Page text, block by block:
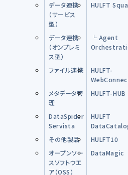
データ連携
（サービス
型）
HULFT
データ連携
（オンプレミ
ス型）
└ Agent
ファイル連携
HULFT-
メタデータ管
理
HULFT-HUB
DataSpider
Servista
HULFT
その他製品
HULFT10
オープンソー
スソフトウエ
ア（OSS）
DataMagic